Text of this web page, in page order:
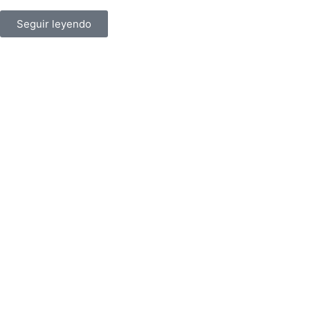
Seguir leyendo